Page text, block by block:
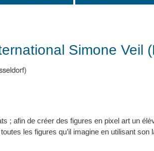
Simone Veil
; afin de créer des figures en pixel art un
les figures qu’il imagine en utilisant son